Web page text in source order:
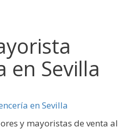
en Sevilla
y mayoristas de venta al